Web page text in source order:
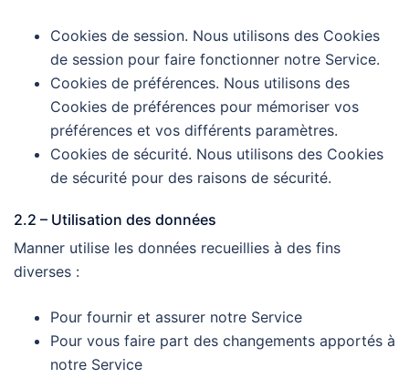
Cookies de session. Nous utilisons des Cookies
de session pour faire fonctionner notre Service.
Cookies de préférences. Nous utilisons des
Cookies de préférences pour mémoriser vos
préférences et vos différents paramètres.
Cookies de sécurité. Nous utilisons des Cookies
de sécurité pour des raisons de sécurité.
2.2 – Utilisation des données
Manner utilise les données recueillies à des fins
diverses :
Pour fournir et assurer notre Service
Pour vous faire part des changements apportés à
notre Service